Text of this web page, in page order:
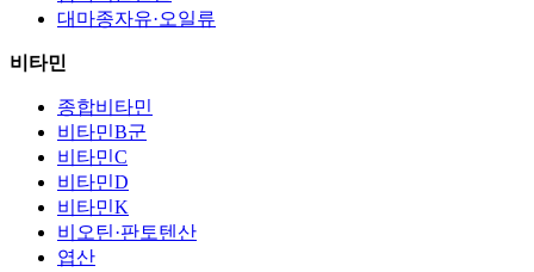
대마종자유·오일류
비타민
종합비타민
비타민B군
비타민C
비타민D
비타민K
비오틴·판토텐산
엽산